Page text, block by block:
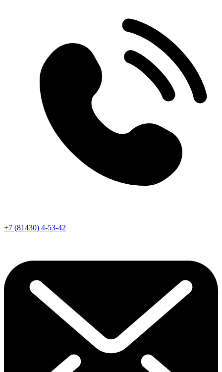
+7 (81430) 4-53-42